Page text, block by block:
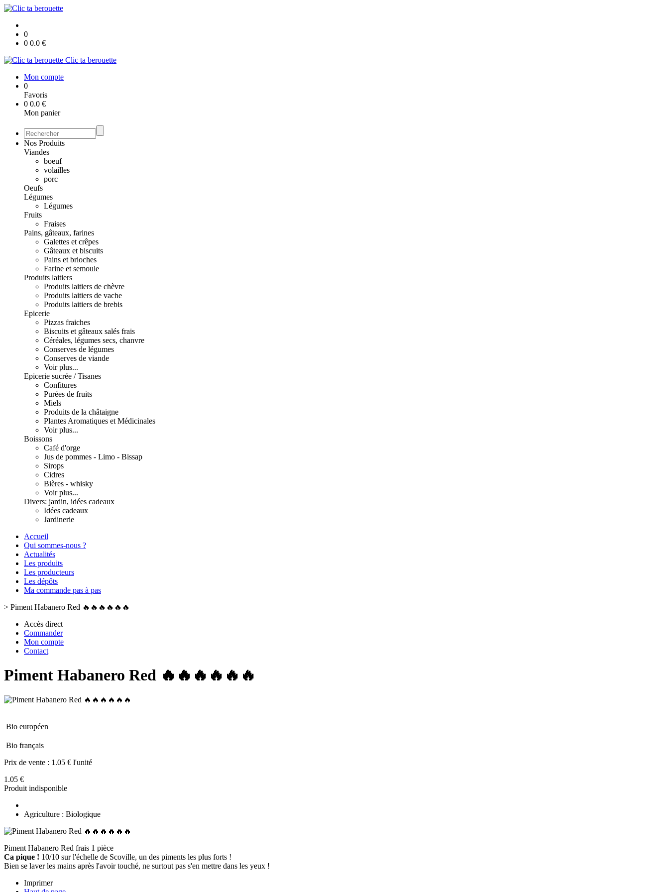
0
0 0.0 €
Clic ta berouette
Mon compte
0
Favoris
0 0.0 €
Mon panier
Nos Produits
Viandes
boeuf
volailles
porc
Oeufs
Légumes
Légumes
Fruits
Fraises
Pains, gâteaux, farines
Galettes et crêpes
Gâteaux et biscuits
Pains et brioches
Farine et semoule
Produits laitiers
Produits laitiers de chèvre
Produits laitiers de vache
Produits laitiers de brebis
Epicerie
Pizzas fraiches
Biscuits et gâteaux salés frais
Céréales, légumes secs, chanvre
Conserves de légumes
Conserves de viande
Voir plus...
Epicerie sucrée / Tisanes
Confitures
Purées de fruits
Miels
Produits de la châtaigne
Plantes Aromatiques et Médicinales
Voir plus...
Boissons
Café d'orge
Jus de pommes - Limo - Bissap
Sirops
Cidres
Bières - whisky
Voir plus...
Divers: jardin, idées cadeaux
Idées cadeaux
Jardinerie
Accueil
Qui sommes-nous ?
Actualités
Les produits
Les producteurs
Les dépôts
Ma commande pas à pas
> Piment Habanero Red 🔥🔥🔥🔥🔥🔥
Accès direct
Commander
Mon compte
Contact
Piment Habanero Red 🔥🔥🔥🔥🔥🔥
Bio européen
Bio français
Prix de vente : 1.05 € l'unité
1.05 €
Produit indisponible
Agriculture : Biologique
Piment Habanero Red frais 1 pièce
Ca pique ! 10/10 sur l'échelle de Scoville, un des piments les plus forts !
Bien se laver les mains après l'avoir touché, ne surtout pas s'en mettre dans les yeux !
Imprimer